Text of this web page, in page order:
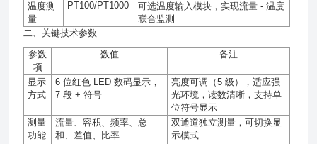
温度测
量
PT100/PT1000 可选温度输入模块，实现流量 -温度
联合监测
二、关键技术参数
参数
项
数值 备注
显示
方式
6位红色 LED数码显示，
7段 +符号
亮度可调（5级），适应强
光环境，读数清晰，支持单
位符号显示
测量
功能
流量、容积、频率、总
和、差值、比率
双通道独立测量，可切换显
示模式